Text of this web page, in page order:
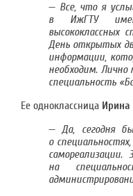
— Все, что я
в ИжГТУ
высококлассных
День открытых
информации,
необходим. Лично
специальность
Ее одноклассница Ирина
—Да, сегодня
о
самореализации.
на